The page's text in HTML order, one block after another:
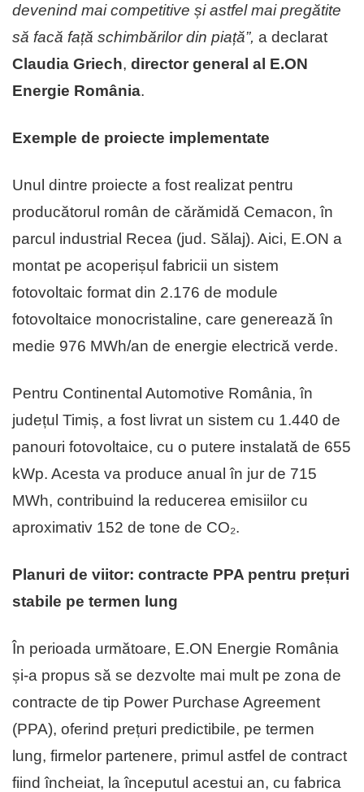
devenind mai competitive și astfel mai pregătite
să facă față schimbărilor din piață”, a declarat
Claudia Griech, director general al E.ON
Energie România.
Exemple de proiecte implementate
Unul dintre proiecte a fost realizat pentru
producătorul român de cărămidă Cemacon, în
parcul industrial Recea (jud. Sălaj). Aici, E.ON a
montat pe acoperișul fabricii un sistem
fotovoltaic format din 2.176 de module
fotovoltaice monocristaline, care generează în
medie 976 MWh/an de energie electrică verde.
Pentru Continental Automotive România, în
județul Timiș, a fost livrat un sistem cu 1.440 de
panouri fotovoltaice, cu o putere instalată de 655
kWp. Acesta va produce anual în jur de 715
MWh, contribuind la reducerea emisiilor cu
aproximativ 152 de tone de CO₂.
Planuri de viitor: contracte PPA pentru prețuri
stabile pe termen lung
În perioada următoare, E.ON Energie România
și-a propus să se dezvolte mai mult pe zona de
contracte de tip Power Purchase Agreement
(PPA), oferind prețuri predictibile, pe termen
lung, firmelor partenere, primul astfel de contract
fiind încheiat, la începutul acestui an, cu fabrica